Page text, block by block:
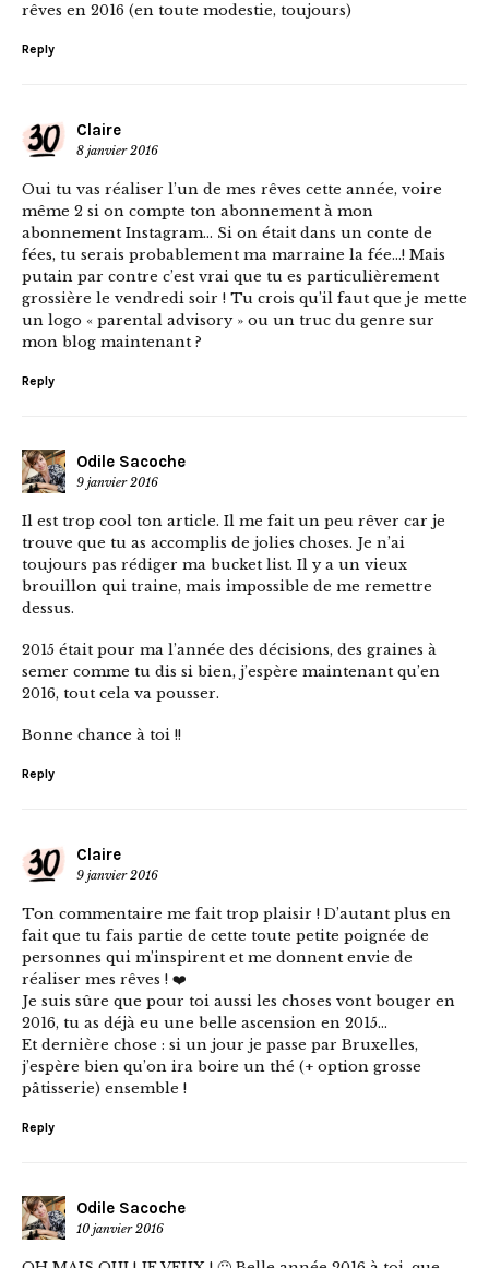
rêves en 2016 (en toute modestie, toujours)
Reply
Claire
8 janvier 2016
Oui tu vas réaliser l’un de mes rêves cette année, voire
même 2 si on compte ton abonnement à mon
abonnement Instagram… Si on était dans un conte de
fées, tu serais probablement ma marraine la fée…! Mais
putain par contre c’est vrai que tu es particulièrement
grossière le vendredi soir ! Tu crois qu’il faut que je mette
un logo « parental advisory » ou un truc du genre sur
mon blog maintenant ?
Reply
Odile Sacoche
9 janvier 2016
Il est trop cool ton article. Il me fait un peu rêver car je
trouve que tu as accomplis de jolies choses. Je n’ai
toujours pas rédiger ma bucket list. Il y a un vieux
brouillon qui traine, mais impossible de me remettre
dessus.
2015 était pour ma l’année des décisions, des graines à
semer comme tu dis si bien, j’espère maintenant qu’en
2016, tout cela va pousser.
Bonne chance à toi !!
Reply
Claire
9 janvier 2016
Ton commentaire me fait trop plaisir ! D’autant plus en
fait que tu fais partie de cette toute petite poignée de
personnes qui m’inspirent et me donnent envie de
réaliser mes rêves ! ❤️
Je suis sûre que pour toi aussi les choses vont bouger en
2016, tu as déjà eu une belle ascension en 2015…
Et dernière chose : si un jour je passe par Bruxelles,
j’espère bien qu’on ira boire un thé (+ option grosse
pâtisserie) ensemble !
Reply
Odile Sacoche
10 janvier 2016